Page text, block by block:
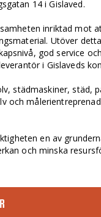
14 i Gislaved.
inriktad mot
Utöver
god service
i Gislaveds
städmaskiner, städ,
och
en av
och minska